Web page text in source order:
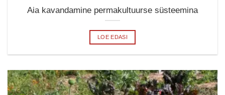
Aia kavandamine permakultuurse süsteemina
LOE EDASI